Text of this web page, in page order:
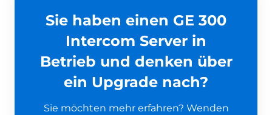
Sie haben einen GE 300
Intercom Server in
Betrieb und denken über
ein Upgrade nach?
Sie möchten mehr erfahren? Wenden